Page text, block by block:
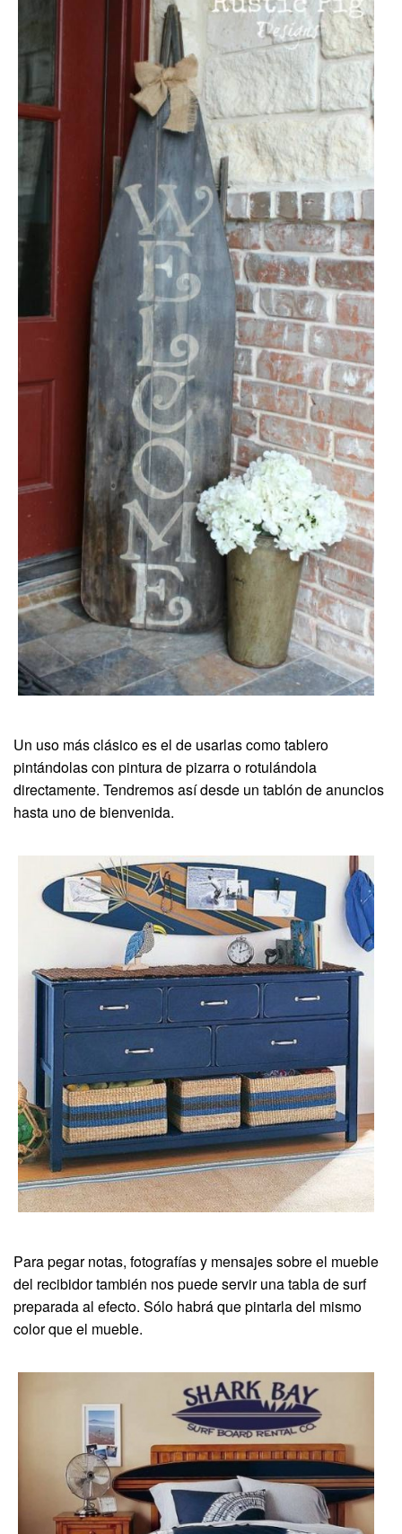
Un uso más clásico es el de usarlas como tablero
pintándolas con pintura de pizarra o rotulándola
directamente. Tendremos así desde un tablón de anuncios
hasta uno de bienvenida.
Para pegar notas, fotografías y mensajes sobre el mueble
del recibidor también nos puede servir una tabla de surf
preparada al efecto. Sólo habrá que pintarla del mismo
color que el mueble.